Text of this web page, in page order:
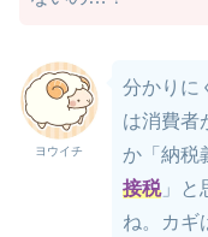
ヨウイチ
分かりに
は消費者
か「納税
接税」と
ね。カギ